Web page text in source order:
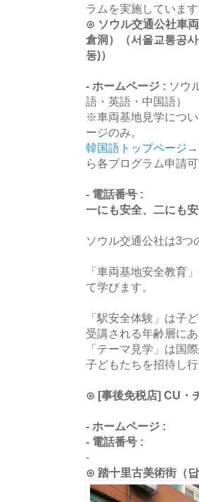
ラムを実施していま
⊙ ソウル交通公社車
倉洞）（서울교통공
동)）
- ホームページ : ソウ
語・英語・中国語）
※車両基地見学につ
ージのみ。
韓国語トップページ →
ら各プログラム申請
- 電話番号 :
一にも安全、二にも安
ソウル交通公社は3つ
「車両基地安全教育
て学びます。
「駅安全体験」は子
受講される年齢層に
「テーマ見学」は国
子どもたちを招待し
⊙ [事後免税店] CU・
- ホームページ :
- 電話番号 :
-
⊙ 踏十里古美術街（답